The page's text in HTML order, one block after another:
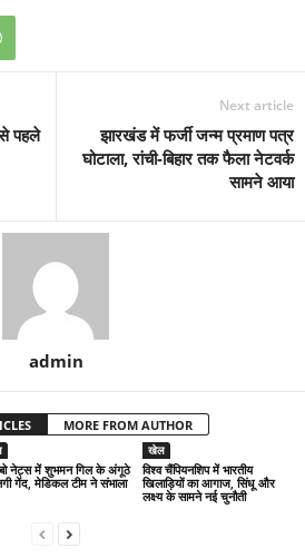
पहले
Next article
झारखंड में फर्जी जन्म प्रमाण पत्र
घोटाला, रांची-बिहार तक फैला नेटवर्क
सामने आया
admin
MORE FROM AUTHOR
नेट्स में शुभमन गिल के अंगूठे
गेंद, मेडिकल टीम ने संभाला
खेल
विश्व चैंपियनशिप में भारतीय
खिलाड़ियों का आगाज, सिंधू और
लक्ष्य के सामने नई चुनौती